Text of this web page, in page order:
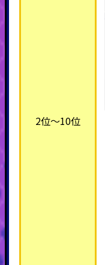
2位～10位